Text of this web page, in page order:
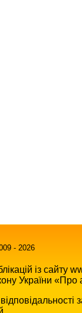
- 2026
із сайту
України «Про